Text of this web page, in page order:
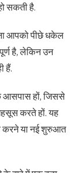
सकती है.
आपको पीछे धकेल
है, लेकिन उन
हैं.
आसपास हों, जिससे
करते हों. यह
करने या नई शुरुआत